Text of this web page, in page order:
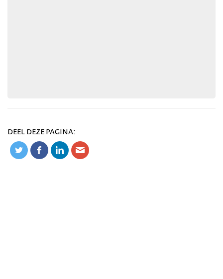
DEEL DEZE PAGINA: